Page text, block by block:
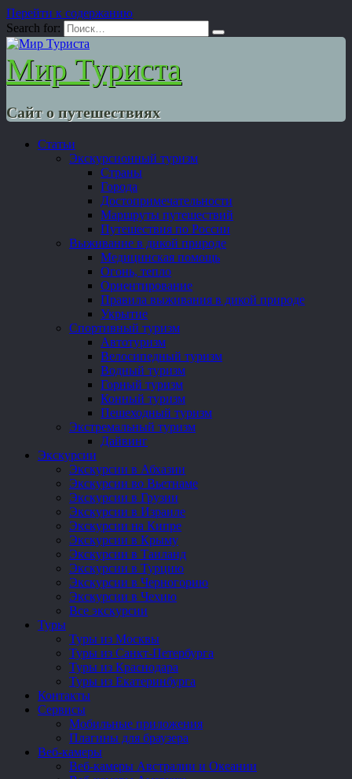
Перейти к содержанию
Search for:
Мир Туриста
Сайт о путешествиях
Статьи
Экскурсионный туризм
Страны
Города
Достопримечательности
Маршруты путешествий
Путешествия по России
Выживание в дикой природе
Медицинская помощь
Огонь, тепло
Ориентирование
Правила выживания в дикой природе
Укрытие
Спортивный туризм
Автотуризм
Велосипедный туризм
Водный туризм
Горный туризм
Конный туризм
Пешеходный туризм
Экстремальный туризм
Дайвинг
Экскурсии
Экскурсии в Абхазии
Экскурсии во Вьетнаме
Экскурсии в Грузии
Экскурсии в Израиле
Экскурсии на Кипре
Экскурсии в Крыму
Экскурсии в Таиланд
Экскурсии в Турцию
Экскурсии в Черногорию
Экскурсии в Чехию
Все экскурсии
Туры
Туры из Москвы
Туры из Санкт-Петербурга
Туры из Краснодара
Туры из Екатеринбурга
Контакты
Сервисы
Мобильные приложения
Плагины для браузера
Веб-камеры
Веб-камеры Австралии и Океании